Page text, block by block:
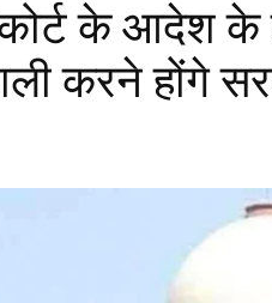
के आदेश के
करने होंगे